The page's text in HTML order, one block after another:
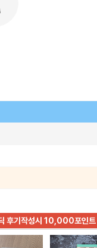
후기작성시 10,000포인트